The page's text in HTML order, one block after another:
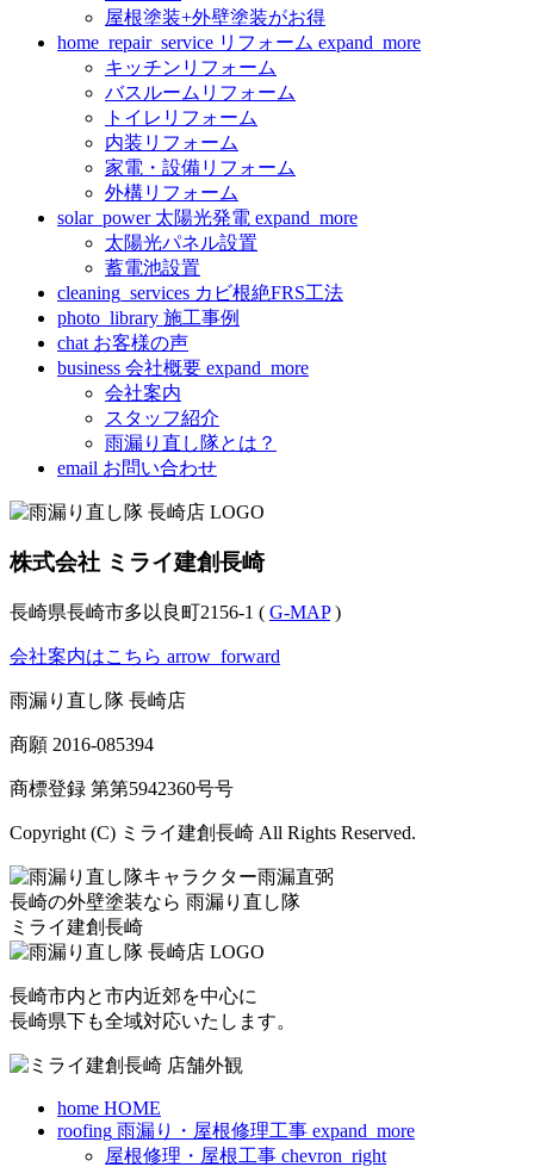
屋根塗装+外壁塗装がお得
home_repair_service リフォーム expand_more
キッチンリフォーム
バスルームリフォーム
トイレリフォーム
内装リフォーム
家電・設備リフォーム
外構リフォーム
solar_power 太陽光発電 expand_more
太陽光パネル設置
蓄電池設置
cleaning_services カビ根絶FRS工法
photo_library 施工事例
chat お客様の声
business 会社概要 expand_more
会社案内
スタッフ紹介
雨漏り直し隊とは？
email お問い合わせ
株式会社 ミライ建創長崎
長崎県長崎市多以良町2156-1 ( G-MAP)
会社案内はこちら arrow_forward
雨漏り直し隊 長崎店
商願 2016-085394
商標登録 第第5942360号号
Copyright (C) ミライ建創長崎 All Rights Reserved.
長崎の外壁塗装なら 雨漏り直し隊
ミライ建創長崎
長崎市内と市内近郊を中心に
長崎県下も全域対応いたします。
home HOME
roofing 雨漏り・屋根修理工事 expand_more
屋根修理・屋根工事 chevron_right